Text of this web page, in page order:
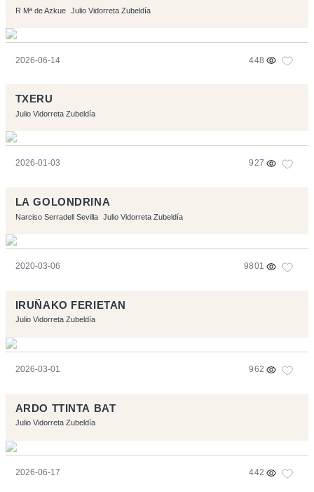
R Mª de Azkue Julio Vidorreta Zubeldía
2026-06-14 448
TXERU
Julio Vidorreta Zubeldía
2026-01-03 927
LA GOLONDRINA
Narciso Serradell Sevilla Julio Vidorreta Zubeldía
2020-03-06 9801
IRUÑAKO FERIETAN
Julio Vidorreta Zubeldía
2026-03-01 962
ARDO TTINTA BAT
Julio Vidorreta Zubeldía
2026-06-17 442